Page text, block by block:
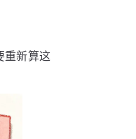
重新算这